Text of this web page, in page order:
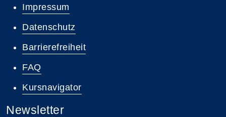
Impressum
Datenschutz
Barrierefreiheit
FAQ
Kursnavigator
Newsletter